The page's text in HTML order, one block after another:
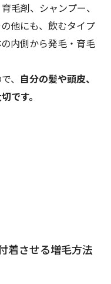
毛剤、シャンプー、
他にも、飲むタイプ
内側から発毛・育毛
、 自分の髪や頭皮、
です。
着させる増毛方法